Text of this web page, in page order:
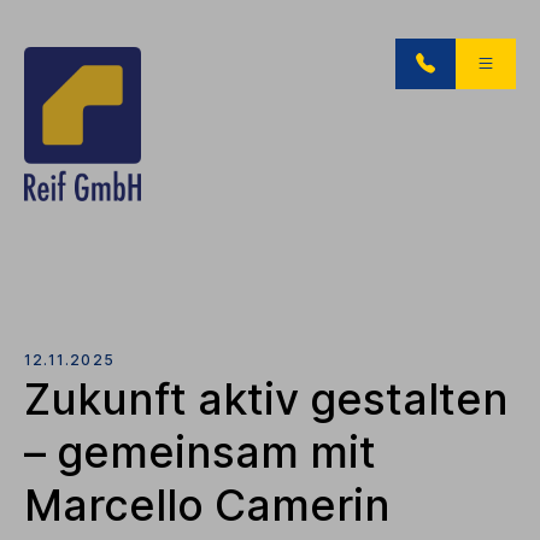
12.11.2025
Zukunft aktiv gestalten
– gemeinsam mit
Marcello Camerin